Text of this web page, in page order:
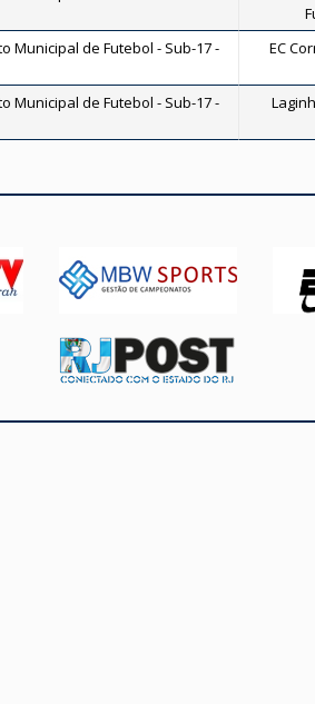
Municipal de Futebol - Sub-17 -
EC
Municipal de Futebol - Sub-17 -